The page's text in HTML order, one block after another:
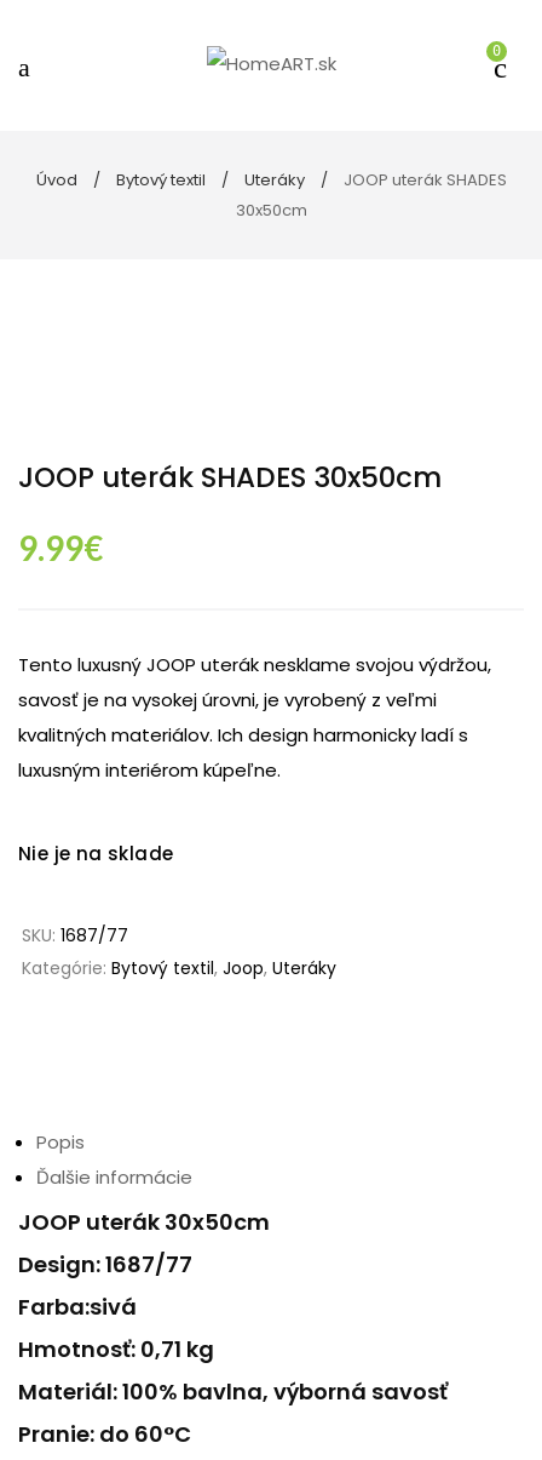
0
Úvod Bytový textil Uteráky
JOOP uterák SHADES
30x50cm
JOOP uterák SHADES 30x50cm
9.99€
Tento luxusný JOOP uterák nesklame svojou výdržou,
savosť je na vysokej úrovni, je vyrobený z veľmi
kvalitných materiálov. Ich design harmonicky ladí s
luxusným interiérom kúpeľne.
Nie je na sklade
SKU: 1687/77
Kategórie: Bytový textil, Joop, Uteráky
Popis
Ďalšie informácie
JOOP uterák 30x50cm
Design: 1687/77
Farba:sivá
Hmotnosť: 0,71 kg
Materiál: 100% bavlna, výborná savosť
Pranie: do 60°C